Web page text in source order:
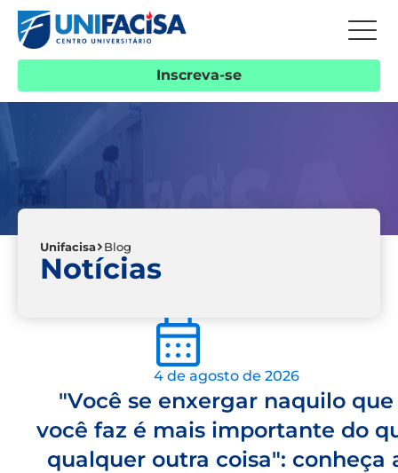
Inscreva-se
Unifacisa Blog
Notícias
4 de agosto de 2026
"Você se enxergar naquilo que
você faz é mais importante do
qualquer outra coisa": conheça